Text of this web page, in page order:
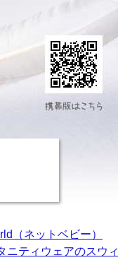
（ネットベビー）
ニティウェアのスウィ